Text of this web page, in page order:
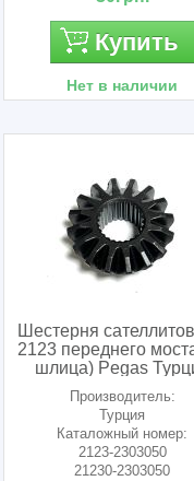
Купить
Нет в наличии
Шестерня
2123 переднего
шлица) Pegas
Производитель:
Турция
Каталожный номер:
2123-2303050
21230-2303050